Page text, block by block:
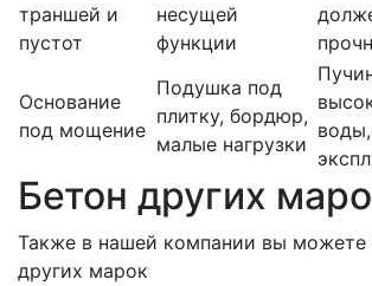
траншей и
пустот
несущей
функции
Основание
под мощение
Подушка под
плитку, бордюр,
малые нагрузки
Бетон других
Также в нашей компании вы можете
других марок